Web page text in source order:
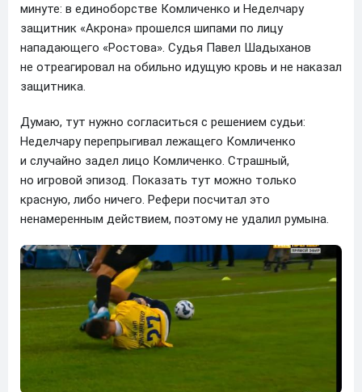
минуте: в единоборстве Комличенко и Неделчару
защитник «Акрона» прошелся шипами по лицу
нападающего «Ростова». Судья Павел Шадыханов
не отреагировал на обильно идущую кровь и не наказал
защитника.
Думаю, тут нужно согласиться с решением судьи:
Неделчару перепрыгивал лежащего Комличенко
и случайно задел лицо Комличенко. Страшный,
но игровой эпизод. Показать тут можно только
красную, либо ничего. Рефери посчитал это
ненамеренным действием, поэтому не удалил румына.